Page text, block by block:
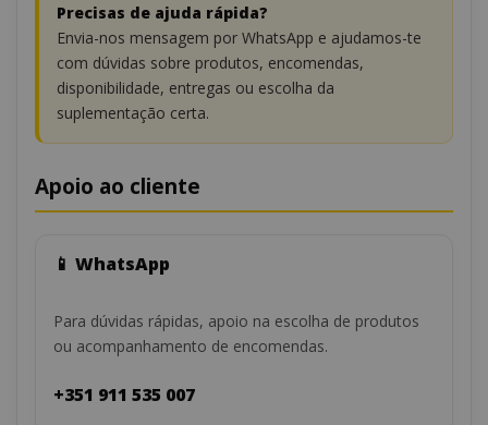
Precisas de ajuda rápida?
Envia-nos mensagem por WhatsApp e ajudamos-te
com dúvidas sobre produtos, encomendas,
disponibilidade, entregas ou escolha da
suplementação certa.
Apoio ao cliente
📱 WhatsApp
Para dúvidas rápidas, apoio na escolha de produtos
ou acompanhamento de encomendas.
+351 911 535 007